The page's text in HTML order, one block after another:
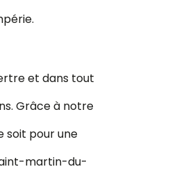
et dans tout
Grâce à notre
soit pour une
martin-du-